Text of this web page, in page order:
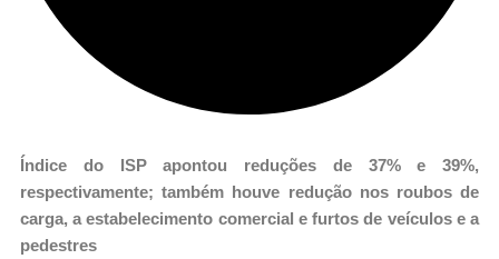
Índice do ISP apontou reduções de 37% e 39%,
respectivamente; também houve redução nos roubos de
carga, a estabelecimento comercial e furtos de veículos e a
pedestres